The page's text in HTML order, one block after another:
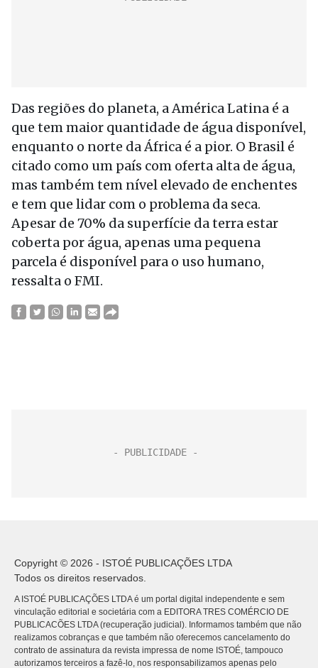
Das regiões do planeta, a América Latina é a
que tem maior quantidade de água disponível,
enquanto o norte da África é a pior. O Brasil é
citado como um país com oferta alta de água,
mas também tem nível elevado de enchentes
e tem que lidar com o problema da seca.
Apesar de 70% da superfície da terra estar
coberta por água, apenas uma pequena
parcela é disponível para o uso humano,
ressalta o FMI.
Copyright © 2026 - ISTOÉ PUBLICAÇÕES LTDA
Todos os direitos reservados.
A ISTOÉ PUBLICAÇÕES LTDA é um portal digital independente e sem
vinculação editorial e societária com a EDITORA TRES COMÉRCIO DE
PUBLICACÕES LTDA (recuperação judicial). Informamos também que não
realizamos cobranças e que também não oferecemos cancelamento do
contrato de assinatura da revista impressa de nome ISTOÉ, tampouco
autorizamos terceiros a fazê-lo, nos responsabilizamos apenas pelo